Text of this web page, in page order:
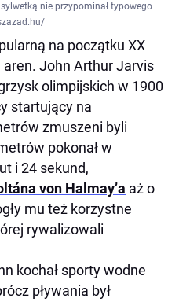
nie przypominał typowego
na początku XX
aren. John Arthur Jarvis
olimpijskich w 1900
startujący na
zmuszeni byli
pokonał w
i 24 sekund,
von Halmay’a aż o
mu też korzystne
rywalizowali
kochał sporty wodne
pływania był